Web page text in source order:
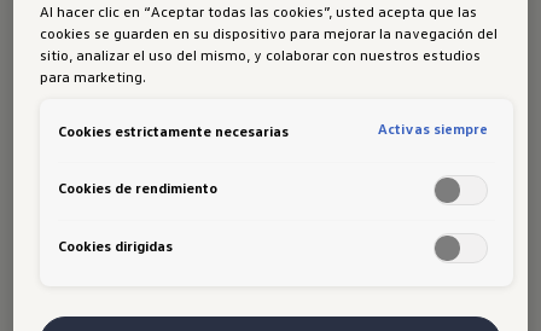
Al ingresar, navegar y hacer uso del Sitio Web, el
correcta y bajo el principio de buena fe, a hacer un
Al hacer clic en “Aceptar todas las cookies”, usted acepta que las
cookies se guarden en su dispositivo para mejorar la navegación del
sitio, analizar el uso del mismo, y colaborar con nuestros estudios
para marketing.
Cookies estrictamente necesarias Activas siempre
Cookies de rendimiento
Cookies dirigidas